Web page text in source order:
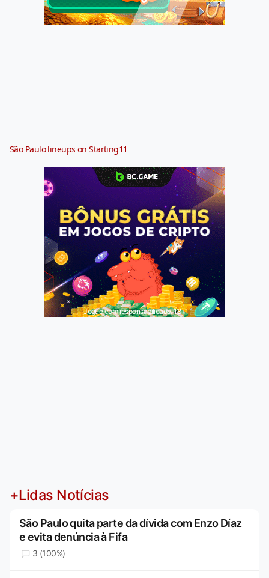
São Paulo lineups on Starting11
Jogue com responsabilidade. 18+
+Lidas Notícias
São Paulo quita parte da dívida com Enzo Díaz
e evita denúncia à Fifa
3 (100%)